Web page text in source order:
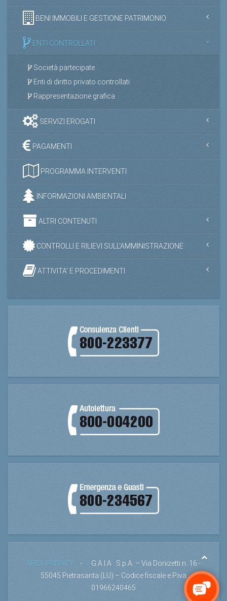
BENI IMMOBILI E GESTIONE PATRIMONIO
ENTI CONTROLLATI
Società partecipate
Enti di diritto privato controllati
Rappresentazione grafica
SERVIZI EROGATI
PAGAMENTI
PROGRAMMA INTERVENTI
INFORMAZIONI AMBIENTALI
ALTRI CONTENUTI
CONTROLLI E RILIEVI SULL'AMMINISTRAZIONE
ATTIVITA' E PROCEDIMENTI
AREA PRIVACY - G.A.I.A . S.p.A. – Via Donizetti n. 16 -
55045 Pietrasanta (LU) – Codice fiscale e P.iva
01966240465